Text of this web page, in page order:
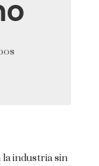
industria sin